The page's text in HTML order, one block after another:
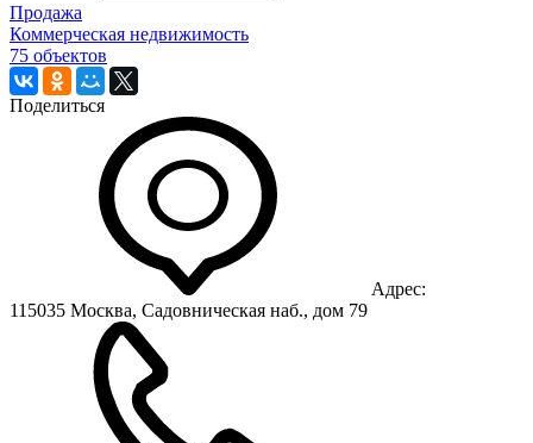
Продажа
Коммерческая недвижимость
75 объектов
Поделиться
Адрес:
115035 Москва, Садовническая наб., дом 79